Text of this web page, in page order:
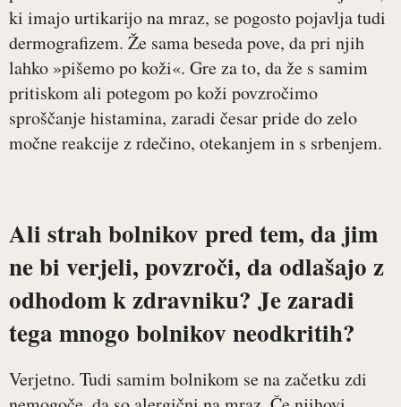
ki imajo urtikarijo na mraz, se pogosto pojavlja tudi
dermografizem. Že sama beseda pove, da pri njih
lahko »pišemo po koži«. Gre za to, da že s samim
pritiskom ali potegom po koži povzročimo
sproščanje histamina, zaradi česar pride do zelo
močne reakcije z rdečino, otekanjem in s srbenjem.
Ali strah bolnikov pred tem, da jim
ne bi verjeli, povzroči, da odlašajo z
odhodom k zdravniku? Je zaradi
tega mnogo bolnikov neodkritih?
Verjetno. Tudi samim bolnikom se na začetku zdi